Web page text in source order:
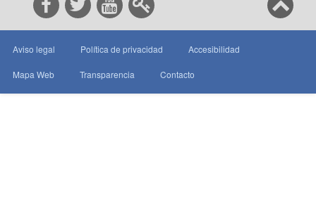
Aviso legal Política de privacidad Accesibilidad
Mapa Web Transparencia Contacto